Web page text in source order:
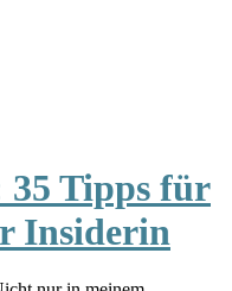
Tipps für
Insiderin